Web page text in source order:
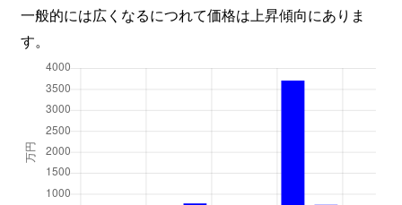
一般的には広くなるにつれて価格は上昇傾向にありま
す。